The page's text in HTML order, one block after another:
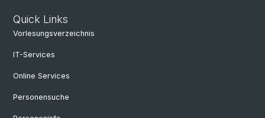
Quick Links
Vorlesungsverzeichnis
IT-Services
Online Services
Personensuche